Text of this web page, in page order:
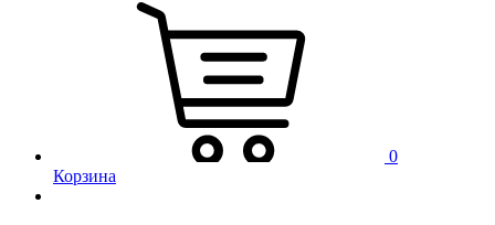
0
Корзина